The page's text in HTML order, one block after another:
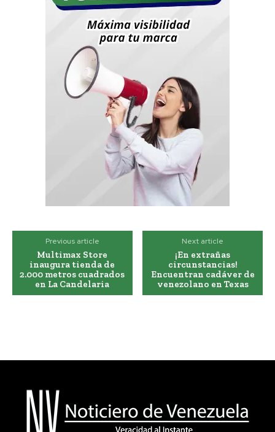
Previous article
Multimax Store
inaugura tienda de
2.000 metros cuadrados
en La Candelaria
Next article
¡En extrañas
circunstancias!
Encuentran cadáver de
venezolano en Texas